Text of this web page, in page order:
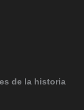
de la historia